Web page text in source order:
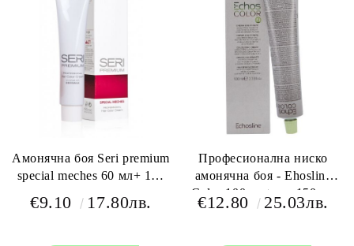
Амонячна боя Seri premium
special meches 60 мл+ 100
€9.10 17.80лв.
Професионална ниско
амонячна боя - Ehosline
Color 100 мл+oxy 150 мл
€12.80 25.03лв.